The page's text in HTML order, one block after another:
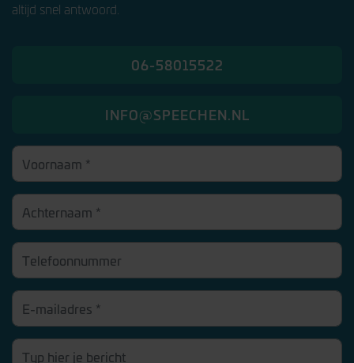
altijd snel antwoord.
06-58015522
INFO@SPEECHEN.NL